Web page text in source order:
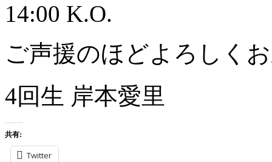
14:00 K.O.
ご声援のほどよろしく
4回生 岸本愛里
共有:
Twitter